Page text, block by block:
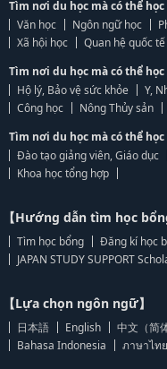
Tìm nơi du học mà có thể
Văn học
Ngôn ngữ học
Xã hội học
Quan hệ quốc tế
Tìm nơi du học mà có thể
Hộ lý, Bảo vệ sức khỏe
Y,
Công học
Nông Thủy sản
Tìm nơi du học mà có thể
Đào tạo giảng viên, Giáo dục
Khoa học tổng hợp
【Hướng dẫn tìm học
Tìm học bổng
Đăng kí học
JAPAN STUDY SUPPORT
【Lựa chọn ngôn ngữ】
日本語 English 中文（简
Bahasa Indonesia
ภาษาไทย